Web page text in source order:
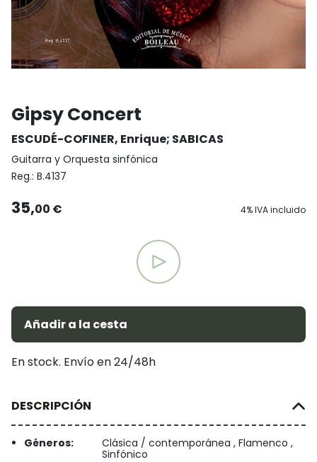
Gipsy Concert
ESCUDÉ-COFINER, Enrique; SABICAS
Guitarra y Orquesta sinfónica
Reg.: B.4137
35,00 € 4% IVA incluido
Añadir a la cesta
En stock. Envío en 24/48h
DESCRIPCIÓN
Géneros:
Clásica / contemporánea , Flamenco ,
Sinfónico